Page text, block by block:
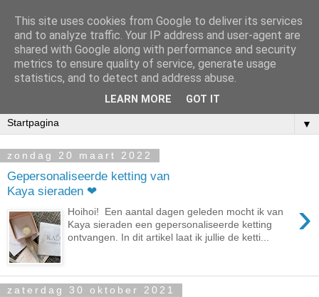
▼
zondag 20 maart 2022
Gepersonaliseerde ketting van
Kaya sieraden ❤︎
›
Hoihoi! Een aantal dagen geleden mocht ik van
Kaya sieraden een gepersonaliseerde ketting
ontvangen. In dit artikel laat ik jullie de ketti...
zaterdag 30 oktober 2021
This site uses cookies from Google to deliver its services
and to analyze traffic. Your IP address and user-agent are
shared with Google along with performance and security
metrics to ensure quality of service, generate usage
statistics, and to detect and address abuse.
LEARN MORE GOT IT